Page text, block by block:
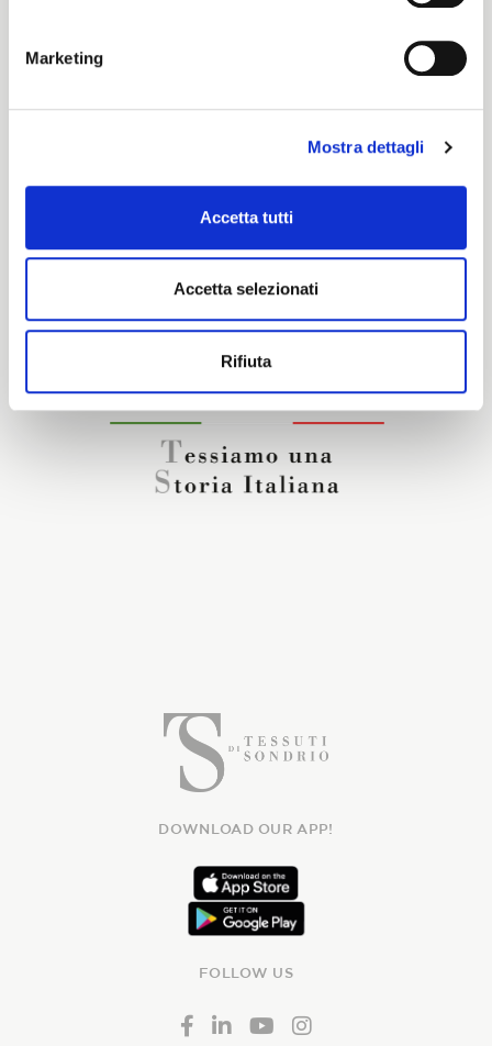
Marketing
Mostra dettagli
Accetta tutti
Accetta selezionati
Rifiuta
Certification characteristics
Are you interested in this fabric?
CONTACT OUR FINANCIAL ADVISOR
DOWNLOAD OUR APP!
FOLLOW US